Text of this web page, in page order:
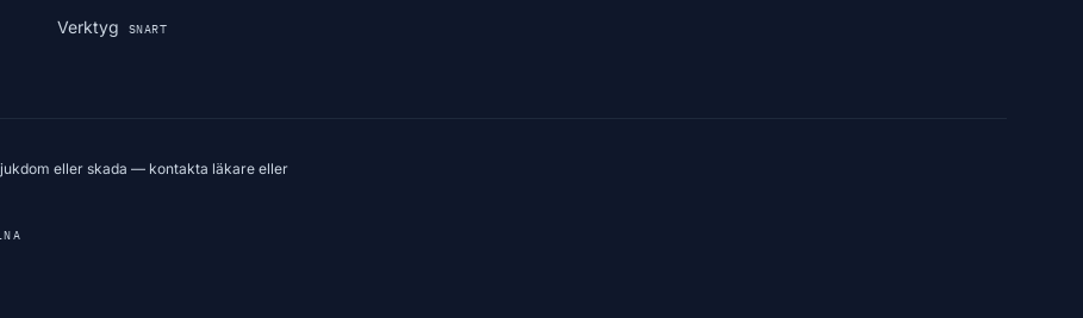
Verktyg
SNART
eller skada — kontakta läkare eller